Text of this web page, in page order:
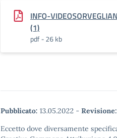
INFO-
(1)
pdf - 26 kb
Pubblicato: 13.05.2022 - Revisione:
Eccetto dove diversamente